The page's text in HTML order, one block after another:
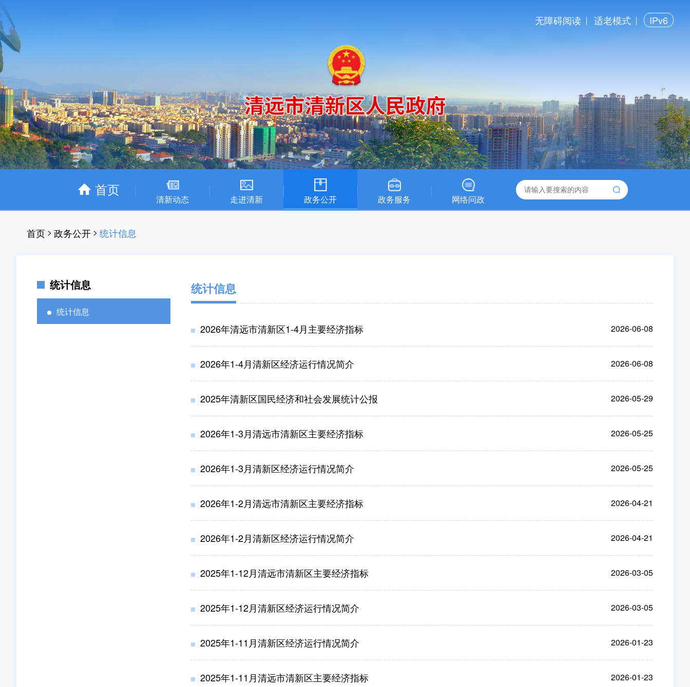
无障碍阅读 适老模式 IPv6
首页
清新动态 走进清新 政务公开 政务服务 网络问政
首页 > 政务公开 > 统计信息
统计信息
统计信息
统计信息
2026年清远市清新区1-4月主要经济指标 2026-06-08
2026年1-4月清新区经济运行情况简介 2026-06-08
2025年清新区国民经济和社会发展统计公报 2026-05-29
2026年1-3月清远市清新区主要经济指标 2026-05-25
2026年1-3月清新区经济运行情况简介 2026-05-25
2026年1-2月清远市清新区主要经济指标 2026-04-21
2026年1-2月清新区经济运行情况简介 2026-04-21
2025年1-12月清远市清新区主要经济指标 2026-03-05
2025年1-12月清新区经济运行情况简介 2026-03-05
2025年1-11月清新区经济运行情况简介 2026-01-23
2025年1-11月清远市清新区主要经济指标 2026-01-23